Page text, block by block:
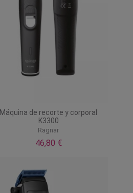
Máquina de recorte y corporal
K3300
Ragnar
46,80 €